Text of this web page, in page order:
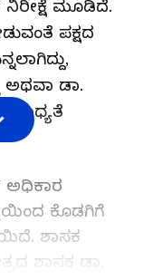
ನಿರೀಕ್ಷೆ ಮೂಡಿದೆ.
ಪಕ್ಷದ
ಅಥವಾ ಡಾ.
ಸಾಧ್ಯತೆ
ಅಧಿಕಾರ
ಕೊಡಗಿಗೆ
ಶಾಸಕ
ಶಾಸಕ ಡಾ.